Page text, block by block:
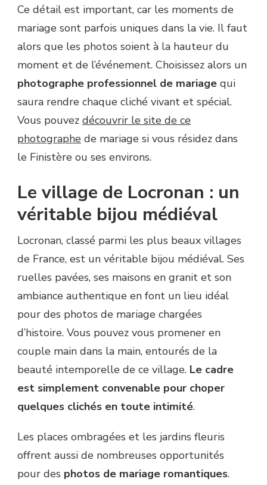
Ce détail est important, car les moments de
mariage sont parfois uniques dans la vie. Il faut
alors que les photos soient à la hauteur du
moment et de l’événement. Choisissez alors un
photographe professionnel de mariage qui
saura rendre chaque cliché vivant et spécial.
Vous pouvez découvrir le site de ce
photographe de mariage si vous résidez dans
le Finistère ou ses environs.
Le village de Locronan : un
véritable bijou médiéval
Locronan, classé parmi les plus beaux villages
de France, est un véritable bijou médiéval. Ses
ruelles pavées, ses maisons en granit et son
ambiance authentique en font un lieu idéal
pour des photos de mariage chargées
d’histoire. Vous pouvez vous promener en
couple main dans la main, entourés de la
beauté intemporelle de ce village. Le cadre
est simplement convenable pour choper
quelques clichés en toute intimité.
Les places ombragées et les jardins fleuris
offrent aussi de nombreuses opportunités
pour des photos de mariage romantiques.